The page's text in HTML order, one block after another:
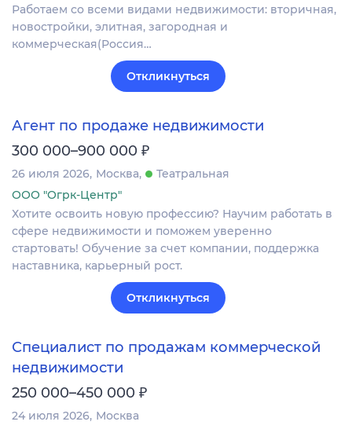
Работаем со всеми видами недвижимости: вторичная,
новостройки, элитная, загородная и
коммерческая(Россия…
Откликнуться
Агент по продаже недвижимости
300 000–900 000 ₽
26 июля 2026 Москва
Театральная
ООО "Огрк-Центр"
Хотите освоить новую профессию? Научим работать в
сфере недвижимости и поможем уверенно
стартовать! Обучение за счет компании, поддержка
наставника, карьерный рост.
Откликнуться
Специалист по продажам коммерческой
недвижимости
250 000–450 000 ₽
24 июля 2026 Москва